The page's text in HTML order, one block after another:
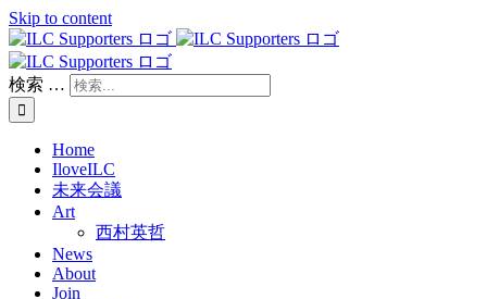
Skip to content
検索 …
Home
IloveILC
未来会議
Art
西村英哲
News
About
Join